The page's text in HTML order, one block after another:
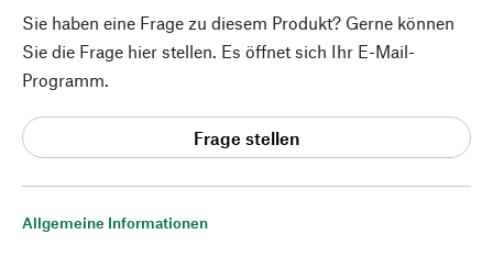
Allgemeine Informationen
Sie haben eine Frage zu diesem Produkt? Gerne können
Sie die Frage hier stellen. Es öffnet sich Ihr E-Mail-
Programm.
Frage stellen